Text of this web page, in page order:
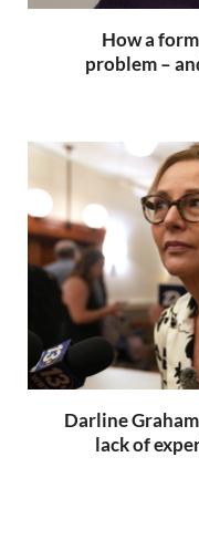
How a
problem –
Darline
lack of